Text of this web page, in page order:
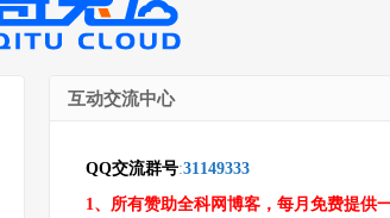
互动交流中心
QQ交流群号:31149333
1、所有赞助全科网博客，每月免费提供